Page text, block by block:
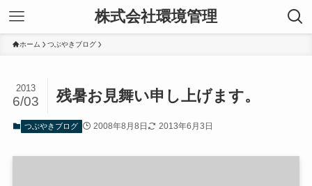
株式会社環境管理
ホーム つぶやきブログ
残暑お見舞い申し上げます。
2013
6/03
つぶやきブログ 2008年8月8日 2013年6月3日